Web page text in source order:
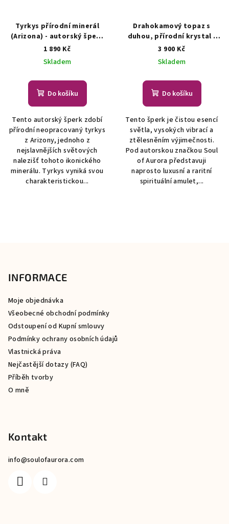
Tyrkys přírodní minerál
(Arizona) - autorský šperk
s tyrkysem ŠPERKY S
PŘÍRODNÍMI KRYSTALY
1 890 Kč
Skladem
Do košíku
Tento autorský šperk zdobí
přírodní neopracovaný tyrkys
z Arizony, jednoho z
nejslavnějších světových
nalezišť tohoto ikonického
minerálu. Tyrkys vyniká svou
charakteristickou...
Drahokamový topaz s
duhou, přírodní krystal -
autorský šperkŠPERKY S
PŘÍRODNÍMI KRYSTALY
3 900 Kč
Skladem
Do košíku
Tento šperk je čistou esencí
světla, vysokých vibrací a
ztělesněním výjimečnosti.
Pod autorskou značkou Soul
of Aurora představuji
naprosto luxusní a raritní
spirituální amulet,...
INFORMACE
Moje objednávka
Všeobecné obchodní podmínky
Odstoupení od Kupní smlouvy
Podmínky ochrany osobních údajů
Vlastnická práva
Nejčastější dotazy (FAQ)
Příběh tvorby
O mně
Kontakt
info@soulofaurora.com